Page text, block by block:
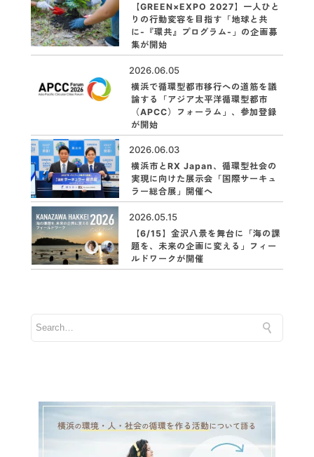
【GREEN×EXPO 2027】一人ひと
りの行動変容を目指す「地球と共
に-『環共』プログラム-」の企画募
集が開始
2026.06.05
横浜で循環型都市移行への道筋を議
論する「アジア太平洋循環型都市
（APCC）フォーラム」、参加登録
が開始
2026.06.03
横浜市とRX Japan、循環型社会の
実現に向けた展示会「国際サーキュ
ラー総合展」開催へ
2026.05.15
【6/15】金沢八景を舞台に「海の課
題を、未来の企画に変える」フィー
ルドワークが開催